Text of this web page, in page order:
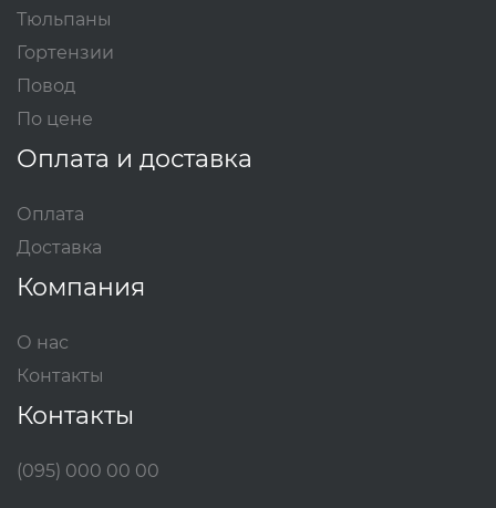
Тюльпаны
Гортензии
Повод
По цене
Оплата и доставка
Оплата
Доставка
Компания
О нас
Контакты
Контакты
(095) 000 00 00